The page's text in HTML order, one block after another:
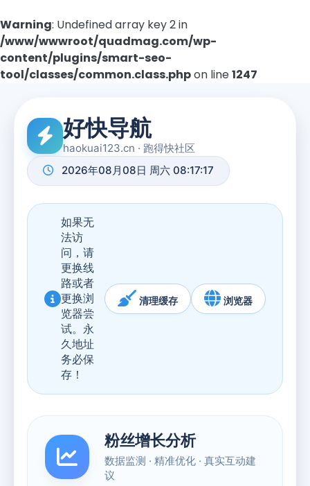
Warning: Undefined array key 2 in
/www/wwwroot/quadmag.com/wp-
content/plugins/smart-seo-
tool/classes/common.class.phpon line1247